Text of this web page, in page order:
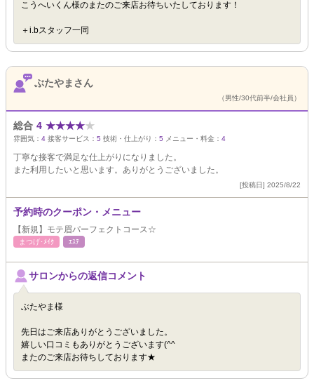
こうへいくん様のまたのご来店お待ちいたしております！
＋i.bスタッフ一同
ぶたやまさん
（男性/30代前半/会社員）
総合 4 ★★★★★
雰囲気： 4 接客サービス： 5 技術・仕上がり： 5 メニュー・料金： 4
丁寧な接客で満足な仕上がりになりました。
また利用したいと思います。ありがとうございました。
[投稿日] 2025/8/22
予約時のクーポン・メニュー
【新規】モテ眉パーフェクトコース☆
まつげ･ﾒｲｸ ｴｽﾃ
サロンからの返信コメント
ぶたやま様
先日はご来店ありがとうございました。
嬉しい口コミもありがとうございます(^^
またのご来店お待ちしております★